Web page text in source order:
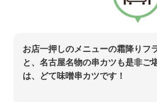
お店一押しのメニューの霜降りフ
と、名古屋名物の串カツも是非ご
は、どて味噌串カツです！